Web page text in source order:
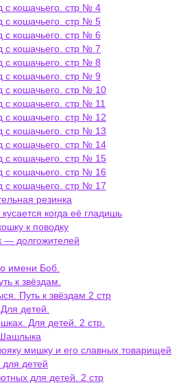
с кошачьего. стр № 4
с кошачьего. стр № 5
с кошачьего. стр № 6
с кошачьего. стр № 7
с кошачьего. стр № 8
с кошачьего. стр № 9
с кошачьего. стр № 10
с кошачьего. стр № 11
с кошачьего. стр № 12
с кошачьего. стр № 13
с кошачьего. стр № 14
с кошачьего. стр № 15
с кошачьего. стр № 16
с кошачьего. стр № 17
резинка
когда её гладишь
к поводку
— долгожителей
имени Боб.
к звёздам.
Путь к звёздам 2 стр
детей.
Для детей. 2 стр.
мишку и его славных товарищей
детей
для детей. 2 стр